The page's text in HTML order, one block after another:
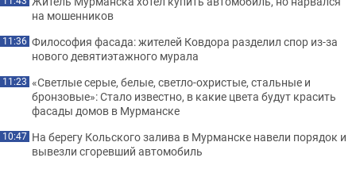
на мошенников
11:36 Философия фасада: жителей Ковдора разделил спор из-за
нового девятиэтажного мурала
11:23 «Светлые серые, белые, светло-охристые, стальные и
бронзовые»: Стало известно, в какие цвета будут красить
фасады домов в Мурманске
10:47 На берегу Кольского залива в Мурманске навели порядок и
вывезли сгоревший автомобиль